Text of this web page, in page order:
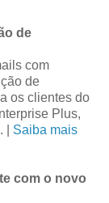
de
com
de
os clientes do
Plus,
| Saiba mais
com o novo